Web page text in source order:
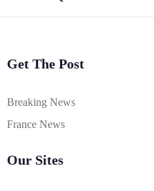
Get The Post
Breaking News
France News
Our Sites